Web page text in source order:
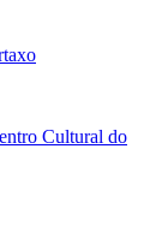
Cultural do